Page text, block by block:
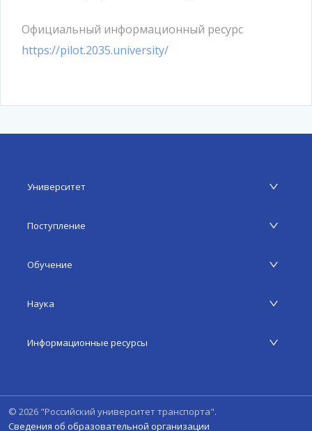
Официальный информационный ресурс
https://pilot.2035.university/
Университет
Поступление
Обучение
Наука
Информационные ресурсы
© 2026 "Российский университет транспорта".
Сведения об образовательной организации